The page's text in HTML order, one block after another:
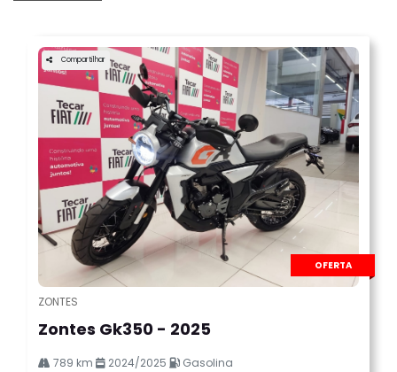
OFERTA
Compartilhar
ZONTES
Zontes Gk350 - 2025
789 km 2024/2025 Gasolina